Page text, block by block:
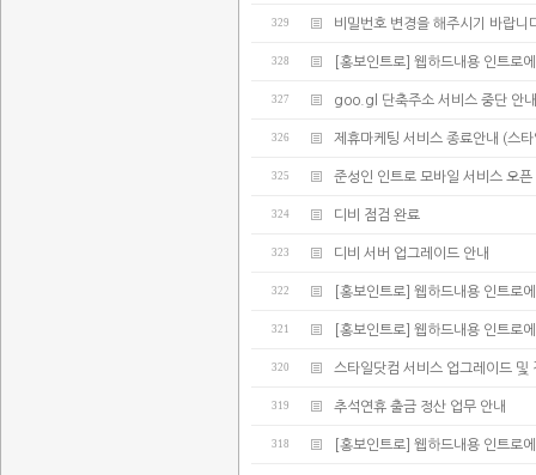
329 비밀번호 변경을 해주시기 바랍니
328 [홍보인트로] 웹하드내용 인트로
327 goo.gl 단축주소 서비스 중단 안내
326 제휴마케팅 서비스 종료안내 (스
325 준성인 인트로 모바일 서비스 오픈
324 디비 점검 완료
323 디비 서버 업그레이드 안내
322 [홍보인트로] 웹하드내용 인트로
321 [홍보인트로] 웹하드내용 인트로
320 스타일닷컴 서비스 업그레이드 및
319 추석연휴 출금 정산 업무 안내
318 [홍보인트로] 웹하드내용 인트로